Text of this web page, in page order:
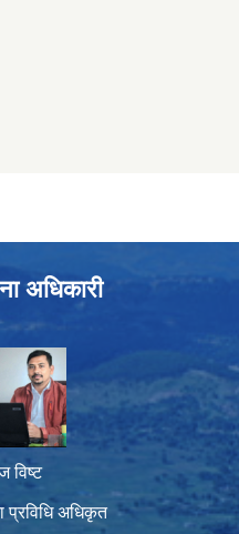
अधिकारी
विष्ट
प्रविधि अधिकृत